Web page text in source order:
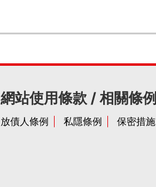
網站使用條款 / 相關條例
放債人條例 私隱條例 保密措施